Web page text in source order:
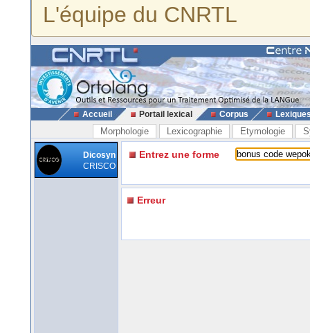
L'équipe du CNRTL
Accueil Portail lexical Corpus
Morphologie Lexicographie Etymologie
Dicosyn
CRISCO
Entrez une forme
Erreur